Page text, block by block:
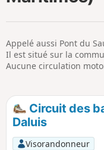
Appelé aussi Pont du
Il est situé sur la
Aucune circulation
Circuit des
Daluis
Visorandonneur